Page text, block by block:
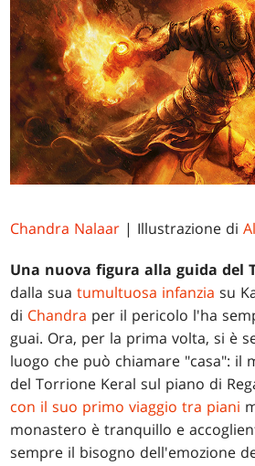
Chandra Nalaar | Illustrazione di
Una nuova figura alla guida del
dalla suatumultuosa infanzia su
di Chandra per il pericolo l'ha
guai. Ora, per la prima volta, si è
luogo che può chiamare "casa": il
del Torrione Keral sul piano di
con il suo primo viaggio tra piani
monastero è tranquillo e
sempre il bisogno dell'emozione